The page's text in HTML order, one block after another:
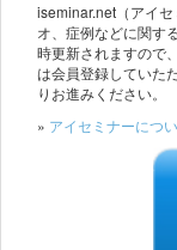
iseminar.net（アイ
オ、症例などに関す
時更新されますので
は会員登録していた
りお進みください。
» アイセミナーにつ